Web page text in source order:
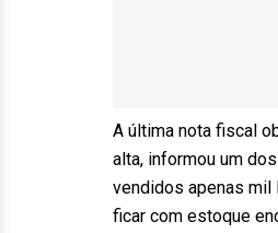
A última nota fiscal
alta, informou um
vendidos apenas mil
ficar com estoque